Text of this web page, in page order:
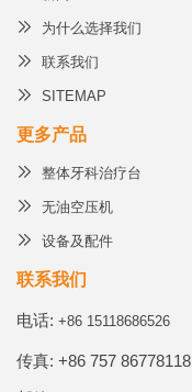
为什么选择我们
联系我们
SITEMAP
更多产品
整体牙科治疗台
无油空压机
设备及配件
联系我们
电话: +86 15118686526
传真: +86 757 86778118